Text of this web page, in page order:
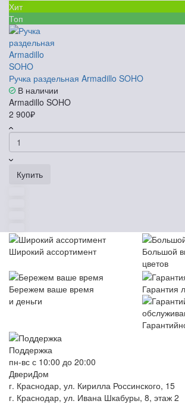
Хит
Топ
Ручка раздельная Armadillo SOHO
В наличии
Armadillo SOHO
2 900₽
Купить
Широкий ассортимент
Большой
цветов
Бережем ваше время
и деньги
Гарантия
Поддержка
пн-вс с 10:00 до 20:00
ДвериДом
г. Краснодар, ул. Кирилла Россинского, 15
г. Краснодар, ул. Ивана Шкабуры, 8, этаж 2